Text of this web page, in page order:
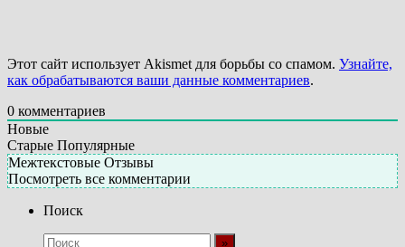
Этот сайт использует Akismet для борьбы со спамом. Узнайте,
как обрабатываются ваши данные комментариев.
0 комментариев
Новые
Старые Популярные
Межтекстовые Отзывы
Посмотреть все комментарии
Поиск